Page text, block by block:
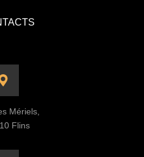
Mériels,
Flins